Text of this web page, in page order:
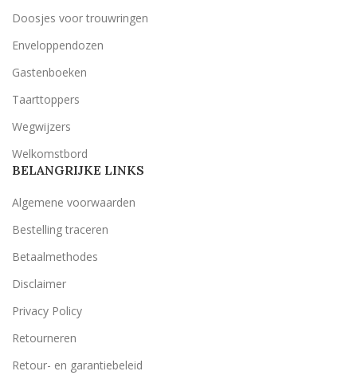
Doosjes voor trouwringen
Enveloppendozen
Gastenboeken
Taarttoppers
Wegwijzers
Welkomstbord
BELANGRIJKE LINKS
Algemene voorwaarden
Bestelling traceren
Betaalmethodes
Disclaimer
Privacy Policy
Retourneren
Retour- en garantiebeleid